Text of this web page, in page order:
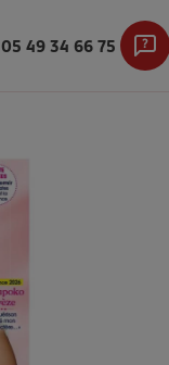
05 49 34 66 75